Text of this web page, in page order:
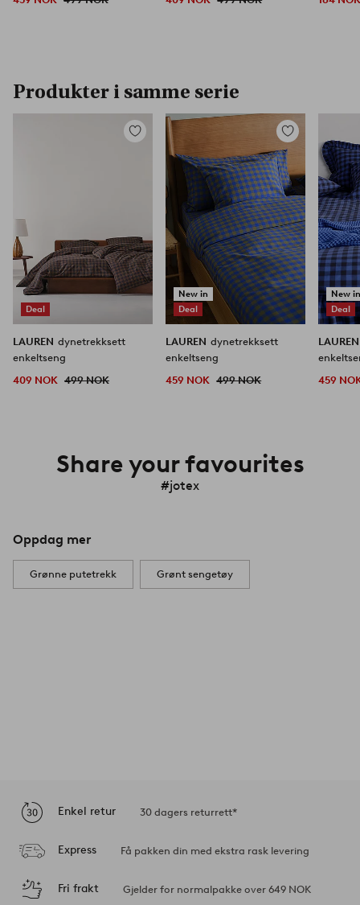
Produkter i samme serie
Deal
Legg
favoritter
LAUREN dynetrekksett
enkeltseng
409 NOK 499 NOK
New in
Deal
Legg
til
favoritter
LAUREN dynetrekksett
enkeltseng
459 NOK 499 NOK
New
Deal
459
Share your favourites
#jotex
Oppdag mer
Grønne putetrekk Grønt sengetøy
Enkel retur 30 dagers returrett*
Express Få pakken din med ekstra rask levering
Fri frakt Gjelder for normalpakke over 649 NOK